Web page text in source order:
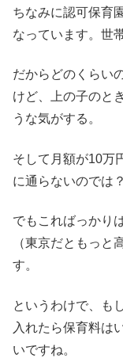
ちなみに認可保育
なっています。世
だからどのくらい
けど、上の子のと
うな気がする。
そして月額が10万
に通らないのでは
でもこればっかり
（東京だともっと
す。
というわけで、も
入れたら保育料は
いですね。